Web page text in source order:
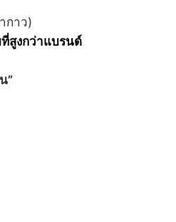
กาว)
สูงกว่าแบรนด์
”